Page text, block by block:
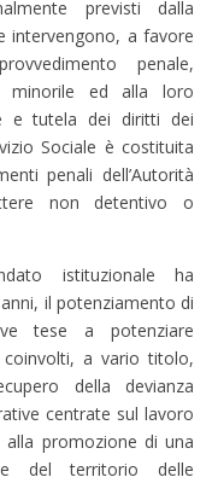
previsti dalla
intervengono, a favore
penale,
minorile ed alla loro
e tutela dei diritti dei
Sociale è costituita
penali dell’Autorità
non detentivo o
istituzionale ha
il potenziamento di
tese a potenziare
coinvolti, a vario titolo,
della devianza
centrate sul lavoro
promozione di una
del territorio delle